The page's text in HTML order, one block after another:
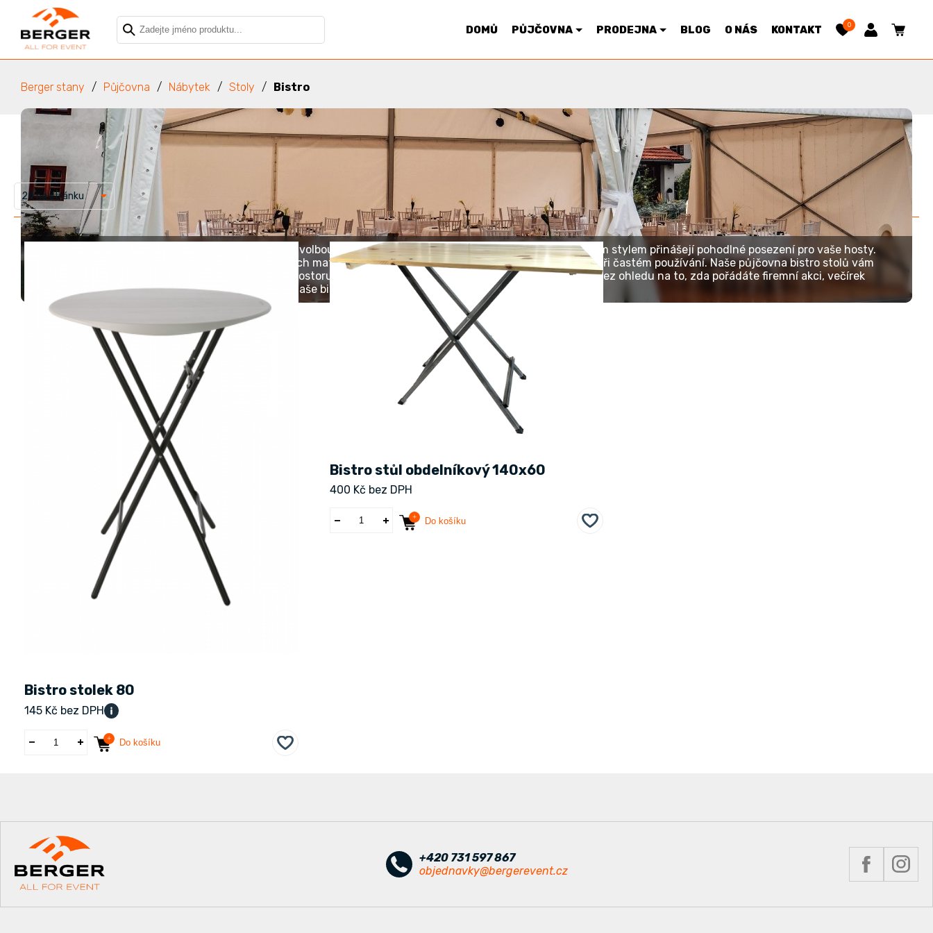
DOMŮ PŮJČOVNA PRODEJNA BLOG O NÁS KONTAKT 0
Berger stany Půjčovna Nábytek Stoly Bistro
Bistro stoly jsou skvělou volbou pro vaši událost. S kompaktním designem a útulným stylem přinášejí pohodlné posezení pro vaše hosty.
Jsou vyrobeny z kvalitních materiálů, které zajišťují jejich odolnost a trvanlivost i při častém používání. Naše půjčovna bistro stolů vám
umožní dodat vašemu prostoru moderní a stylový vzhled, který přiláká zákazníky. Bez ohledu na to, zda pořádáte firemní akci, večírek
nebo veřejnou událost, naše bistro stoly jsou ideální volbou pro vaše potřeby.
KATEGORIE
24 na stránku Řazení: Výchozí
Bistro stolek 80
145 Kč bez DPH
Do košíku
Bistro stůl obdelníkový 140x60
400 Kč bez DPH
Do košíku
+420 731 597 867
objednavky@bergerevent.cz